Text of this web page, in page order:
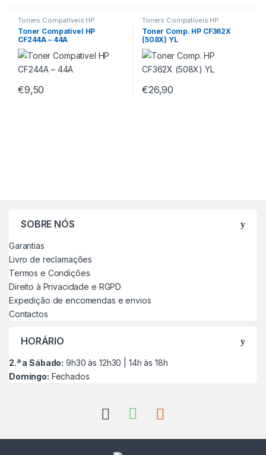
Toners Compatíveis HP
Toner Compativel HP
CF244A – 44A
€9,50
Toners Compatíveis HP
Toner Comp. HP CF362X
(508X) YL
€26,90
SOBRE NÓS
Garantias
Livro de reclamações
Termos e Condições
Direito à Privacidade e RGPD
Expedição de encomendas e envios
Contactos
HORÁRIO
2.ª a Sábado: 9h30 às 12h30 | 14h às 18h
Domingo: Fechados